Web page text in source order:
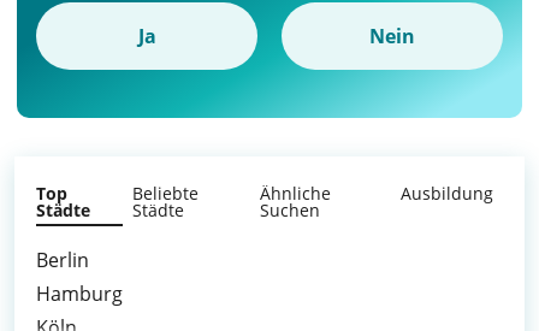
Ja Nein
Top
Städte
Beliebte
Städte
Ähnliche
Suchen
Ausbildung
Berlin
Hamburg